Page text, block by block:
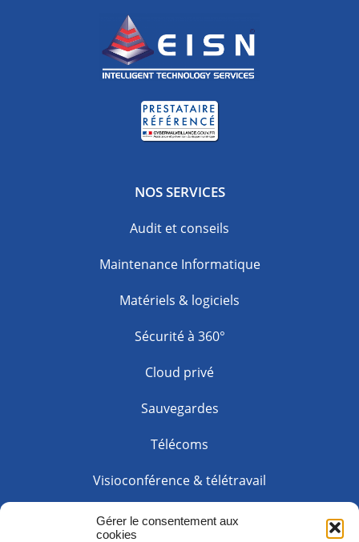
Gérer le consentement aux
cookies
NOS SERVICES
Audit et conseils
Maintenance Informatique
Matériels & logiciels
Sécurité à 360°
Cloud privé
Sauvegardes
Télécoms
Visioconférence & télétravail
Web solution